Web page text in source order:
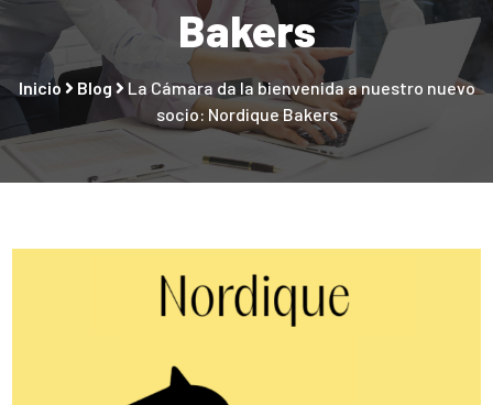
Bakers
Inicio Blog
La Cámara da la bienvenida a nuestro nuevo
socio: Nordique Bakers